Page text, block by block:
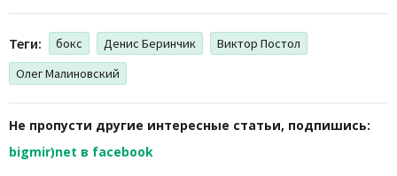
Теги: бокс Денис Беринчик
Виктор Постол
Олег Малиновский
Не пропусти другие интересные статьи, подпишись:
bigmir)net в facebook